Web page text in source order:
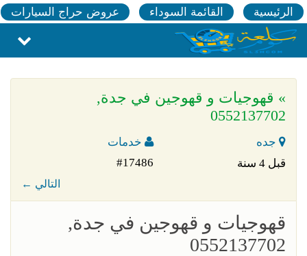
الرئيسية القائمة السوداء عروض حراج السيارات
» قهوجيات و قهوجين في جدة,
0552137702
جده
خدمات
قبل 4 سنة
#17486
← التالي
قهوجيات و قهوجين في جدة,
0552137702